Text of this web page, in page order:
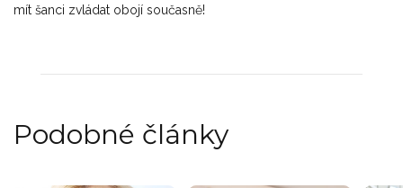
mít šanci zvládat obojí současně!
Podobné články